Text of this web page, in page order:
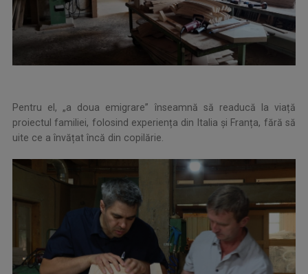
Pentru el, „a doua emigrare” înseamnă să readucă la viață
proiectul familiei, folosind experiența din Italia și Franța, fără să
uite ce a învățat încă din copilărie.